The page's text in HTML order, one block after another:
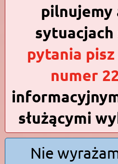
pilnujemy
pytania pisz
numer
służącymi
Nie